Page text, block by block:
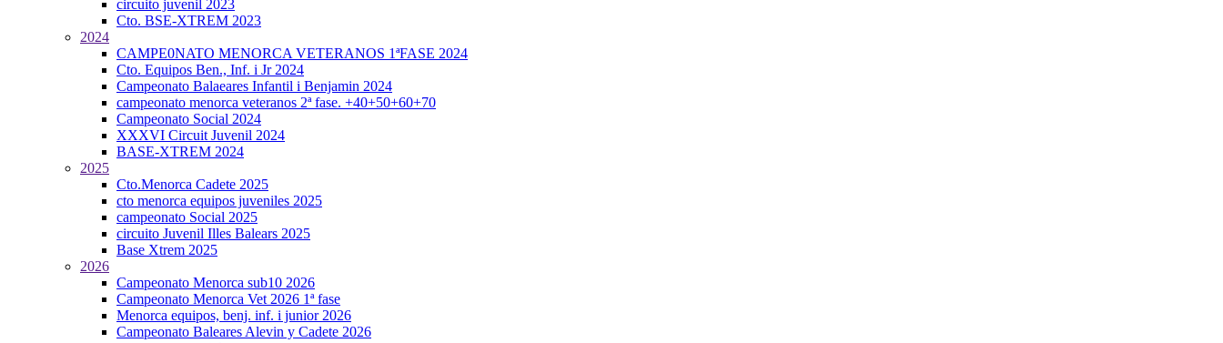
circuito juvenil 2023
Cto. BSE-XTREM 2023
2024
CAMPE0NATO MENORCA VETERANOS 1ªFASE 2024
Cto. Equipos Ben., Inf. i Jr 2024
Campeonato Balaeares Infantil i Benjamin 2024
campeonato menorca veteranos 2ª fase. +40+50+60+70
Campeonato Social 2024
XXXVI Circuit Juvenil 2024
BASE-XTREM 2024
2025
Cto.Menorca Cadete 2025
cto menorca equipos juveniles 2025
campeonato Social 2025
circuito Juvenil Illes Balears 2025
Base Xtrem 2025
2026
Campeonato Menorca sub10 2026
Campeonato Menorca Vet 2026 1ª fase
Menorca equipos, benj. inf. i junior 2026
Campeonato Baleares Alevin y Cadete 2026